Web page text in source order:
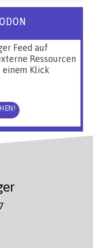
Feed auf
Ressourcen
Klick